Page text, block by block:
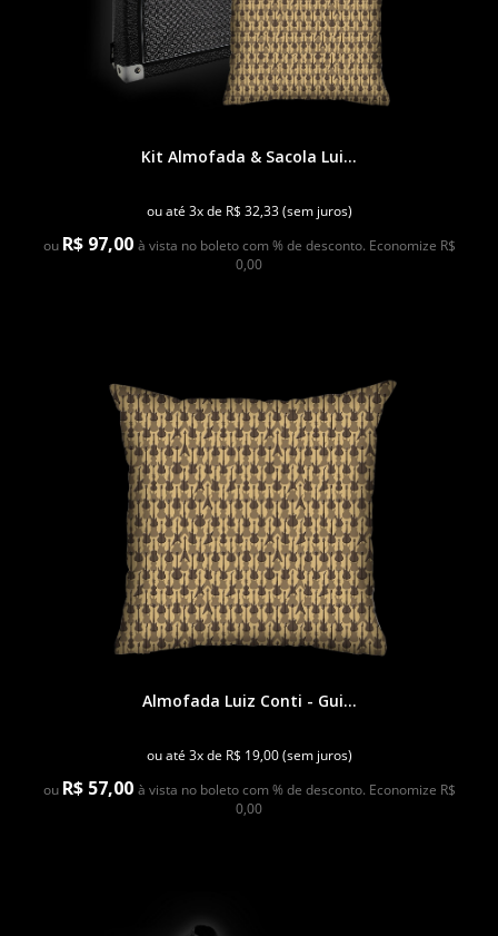
Kit Almofada & Sacola Lui...
ou até 3x de R$ 32,33 (sem juros)
ou R$ 97,00 à vista no boleto com % de desconto. Economize R$
0,00
Almofada Luiz Conti - Gui...
ou até 3x de R$ 19,00 (sem juros)
ou R$ 57,00 à vista no boleto com % de desconto. Economize R$
0,00